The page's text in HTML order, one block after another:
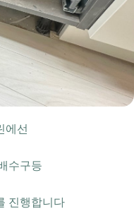
에선
수구등
진행합니다